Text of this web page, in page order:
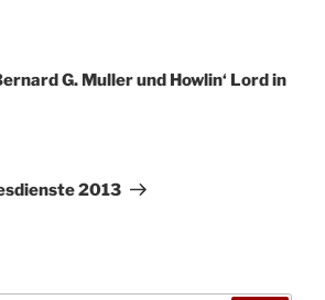
G. Muller und Howlin‘ Lord in
2013